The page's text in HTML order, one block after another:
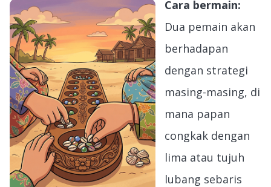
Cara bermain:
Dua pemain akan
berhadapan
dengan strategi
masing-masing, di
mana papan
congkak dengan
lima atau tujuh
lubang sebaris